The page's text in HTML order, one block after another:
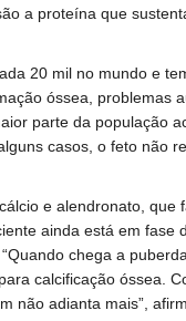
a proteína que
20 mil no mundo e
óssea, problemas
parte da população
casos, o feto não
e alendronato, que
ainda está em fase
chega a
calcificação óssea.
não adianta mais”,